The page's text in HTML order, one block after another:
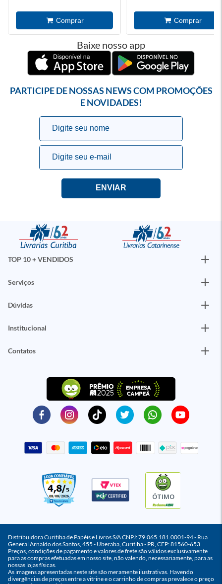
Baixe nosso app
PARTICIPE DE NOSSAS NEWS COM PROMOÇÕES
E NOVIDADES!
TOP 10 + VENDIDOS
Serviços
Dúvidas
Institucional
Contatos
ÓTIMO
Distribuidora Curitiba de Papéis e Livros S/A CNPJ: 79.065.181.0001-94 - Rua
General Arnaldo dos Santos, 455 - Uberaba, Curitiba - PR, CEP: 81560-653
Preços, condições de pagamento e valores de frete são válidos exclusivamente
para as compras efetuadas em nosso site, não valendo, necessariamente, para as
nossas lojas físicas.
As imagens apresentadas neste site são meramente ilustrativas. Havendo
divergências de preços entre a vitrine e o carrinho de compras prevalece o preço